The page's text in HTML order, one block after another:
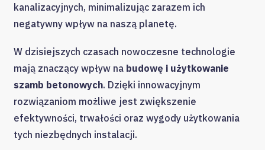
kanalizacyjnych, minimalizując zarazem ich
negatywny wpływ na naszą planetę.
W dzisiejszych czasach nowoczesne technologie
mają znaczący wpływ na budowę i użytkowanie
szamb betonowych. Dzięki innowacyjnym
rozwiązaniom możliwe jest zwiększenie
efektywności, trwałości oraz wygody użytkowania
tych niezbędnych instalacji.